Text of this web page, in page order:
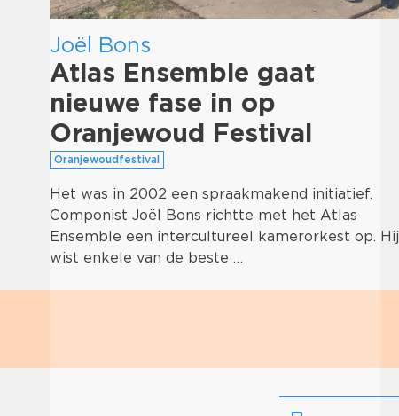
Joël Bons
Atlas Ensemble gaat
nieuwe fase in op
Oranjewoud Festival
Oranjewoudfestival
Het was in 2002 een spraakmakend initiatief.
Componist Joël Bons richtte met het Atlas
Ensemble een intercultureel kamerorkest op. Hij
wist enkele van de beste …